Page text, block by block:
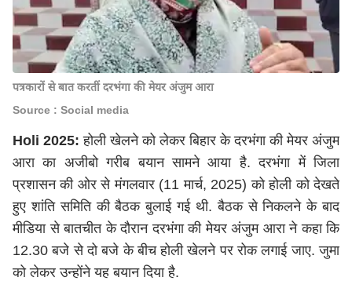
पत्रकारों से बात करतीं दरभंगा की मेयर अंजुम आरा
Source : Social media
Holi 2025: होली खेलने को लेकर बिहार के दरभंगा की मेयर अंजुम
आरा का अजीबो गरीब बयान सामने आया है. दरभंगा में जिला
प्रशासन की ओर से मंगलवार (11 मार्च, 2025) को होली को देखते
हुए शांति समिति की बैठक बुलाई गई थी. बैठक से निकलने के बाद
मीडिया से बातचीत के दौरान दरभंगा की मेयर अंजुम आरा ने कहा कि
12.30 बजे से दो बजे के बीच होली खेलने पर रोक लगाई जाए. जुमा
को लेकर उन्होंने यह बयान दिया है.